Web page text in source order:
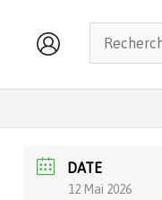
Rechercher :
DATE
12 Mai 2026